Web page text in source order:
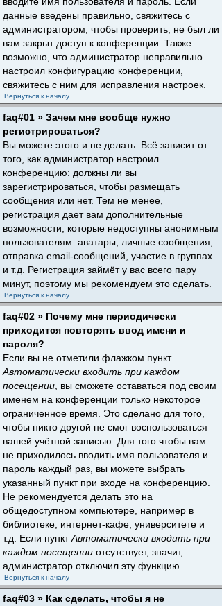
данные введены правильно, свяжитесь с
администратором, чтобы проверить, не был ли
вам закрыт доступ к конференции. Также
возможно, что администратор неправильно
настроил конфигурацию конференции,
свяжитесь с ним для исправления настроек.
Вернуться к началу
faq#01 » Зачем мне вообще нужно
регистрироваться?
Вы можете этого и не делать. Всё зависит от
того, как администратор настроил
конференцию: должны ли вы
зарегистрироваться, чтобы размещать
сообщения или нет. Тем не менее,
регистрация дает вам дополнительные
возможности, которые недоступны анонимным
пользователям: аватары, личные сообщения,
отправка email-сообщений, участие в группах
и т.д. Регистрация займёт у вас всего пару
минут, поэтому мы рекомендуем это сделать.
Вернуться к началу
faq#02 » Почему мне периодически
приходится повторять ввод имени и
пароля?
Если вы не отметили флажком пункт
Автоматически входить при каждом
посещении , вы сможете оставаться под своим
именем на конференции только некоторое
ограниченное время. Это сделано для того,
чтобы никто другой не смог воспользоваться
вашей учётной записью. Для того чтобы вам
не приходилось вводить имя пользователя и
пароль каждый раз, вы можете выбрать
указанный пункт при входе на конференцию.
Не рекомендуется делать это на
общедоступном компьютере, например в
библиотеке, интернет-кафе, университете и
т.д. Если пунктАвтоматически входить при
каждом посещении отсутствует, значит,
администратор отключил эту функцию.
Вернуться к началу
faq#03 » Как сделать, чтобы я не